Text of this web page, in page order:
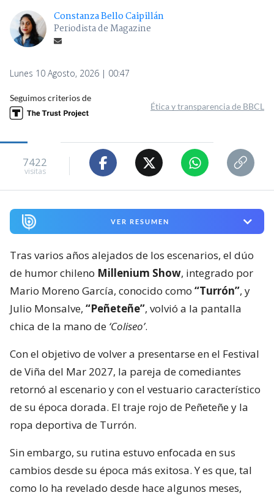
Constanza Bello Caipillán
Periodista de Magazine
Lunes 10 Agosto, 2026 | 00:47
Seguimos criterios de
Ética y transparencia de BBCL
7422
visitas
VER RESUMEN
Tras varios años alejados de los escenarios, el dúo
de humor chileno Millenium Show, integrado por
Mario Moreno García, conocido como “Turrón”, y
Julio Monsalve, “Peñeteñe”, volvió a la pantalla
chica de la mano de ‘Coliseo’.
Con el objetivo de volver a presentarse en el Festival
de Viña del Mar 2027, la pareja de comediantes
retornó al escenario y con el vestuario característico
de su época dorada. El traje rojo de Peñeteñe y la
ropa deportiva de Turrón.
Sin embargo, su rutina estuvo enfocada en sus
cambios desde su época más exitosa. Y es que, tal
como lo ha revelado desde hace algunos meses,